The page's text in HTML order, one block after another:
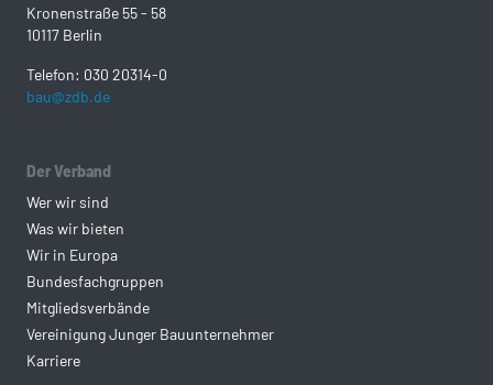
Kronenstraße 55 - 58
10117 Berlin
Telefon: 030 20314-0
bau@zdb.de
Der Verband
Wer wir sind
Was wir bieten
Wir in Europa
Bundesfachgruppen
Mitgliedsverbände
Vereinigung Junger Bauunternehmer
Karriere